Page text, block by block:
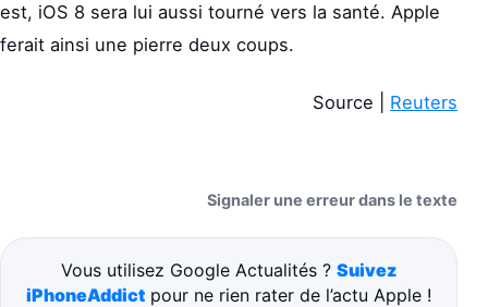
est, iOS 8 sera lui aussi tourné vers la santé. Apple
ferait ainsi une pierre deux coups.
Source | Reuters
Signaler une erreur dans le texte
Vous utilisez Google Actualités ? Suivez
iPhoneAddict pour ne rien rater de l’actu Apple !